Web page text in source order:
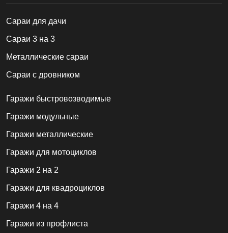
Cараи для дачи
Сараи 3 на 3
Металлические сараи
Сараи с дровником
Гаражи быстровозводимые
Гаражи модульные
Гаражи металлические
Гаражи для мотоциклов
Гаражи 2 на 2
Гаражи для квадроциклов
Гаражи 4 на 4
Гаражи из профлиста